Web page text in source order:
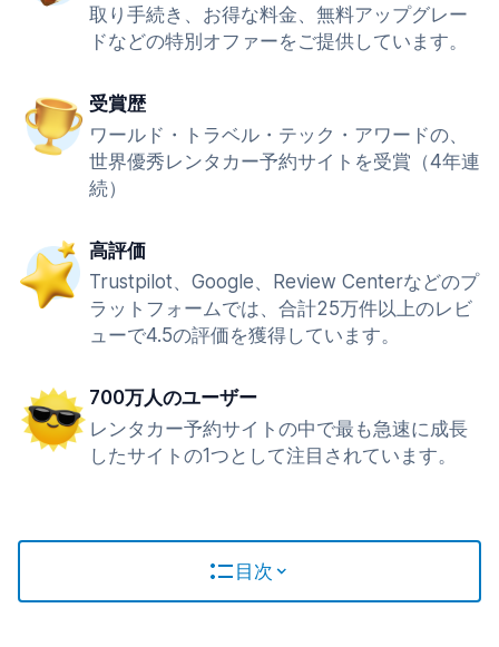
取り手続き、お得な料金、無料アップグレー
ドなどの特別オファーをご提供しています。
受賞歴
ワールド・トラベル・テック・アワードの、
世界優秀レンタカー予約サイトを受賞（4年連
続）
高評価
Trustpilot、Google、Review Centerなどのプ
ラットフォームでは、合計25万件以上のレビ
ューで4.5の評価を獲得しています。
700万人のユーザー
レンタカー予約サイトの中で最も急速に成長
したサイトの1つとして注目されています。
目次